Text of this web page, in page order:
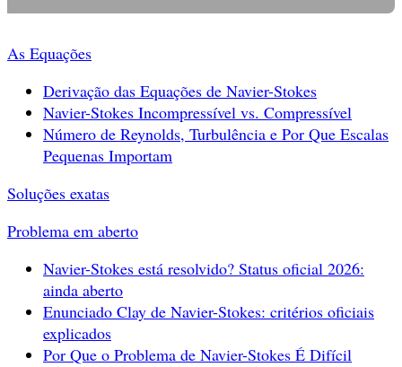
As Equações
Derivação das Equações de Navier-Stokes
Navier-Stokes Incompressível vs. Compressível
Número de Reynolds, Turbulência e Por Que Escalas
Pequenas Importam
Soluções exatas
Problema em aberto
Navier-Stokes está resolvido? Status oficial 2026:
ainda aberto
Enunciado Clay de Navier-Stokes: critérios oficiais
explicados
Por Que o Problema de Navier-Stokes É Difícil